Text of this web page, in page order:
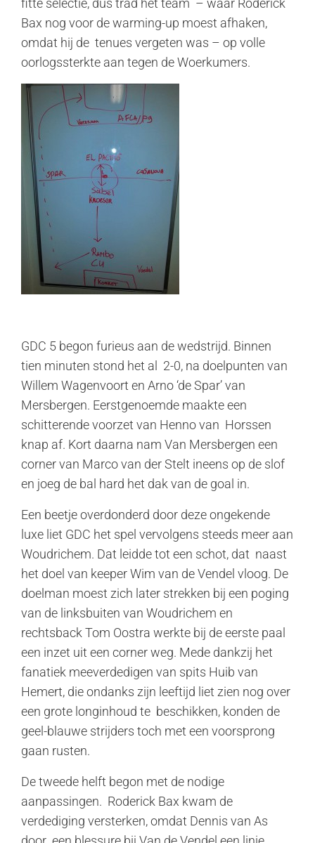
fitte selectie, dus trad het team – waar Roderick
Bax nog voor de warming-up moest afhaken,
omdat hij de tenues vergeten was – op volle
oorlogssterkte aan tegen de Woerkumers.
GDC 5 begon furieus aan de wedstrijd. Binnen
tien minuten stond het al 2-0, na doelpunten van
Willem Wagenvoort en Arno ‘de Spar’ van
Mersbergen. Eerstgenoemde maakte een
schitterende voorzet van Henno van Horssen
knap af. Kort daarna nam Van Mersbergen een
corner van Marco van der Stelt ineens op de slof
en joeg de bal hard het dak van de goal in.
Een beetje overdonderd door deze ongekende
luxe liet GDC het spel vervolgens steeds meer aan
Woudrichem. Dat leidde tot een schot, dat naast
het doel van keeper Wim van de Vendel vloog. De
doelman moest zich later strekken bij een poging
van de linksbuiten van Woudrichem en
rechtsback Tom Oostra werkte bij de eerste paal
een inzet uit een corner weg. Mede dankzij het
fanatiek meeverdedigen van spits Huib van
Hemert, die ondanks zijn leeftijd liet zien nog over
een grote longinhoud te beschikken, konden de
geel-blauwe strijders toch met een voorsprong
gaan rusten.
De tweede helft begon met de nodige
aanpassingen. Roderick Bax kwam de
verdediging versterken, omdat Dennis van As